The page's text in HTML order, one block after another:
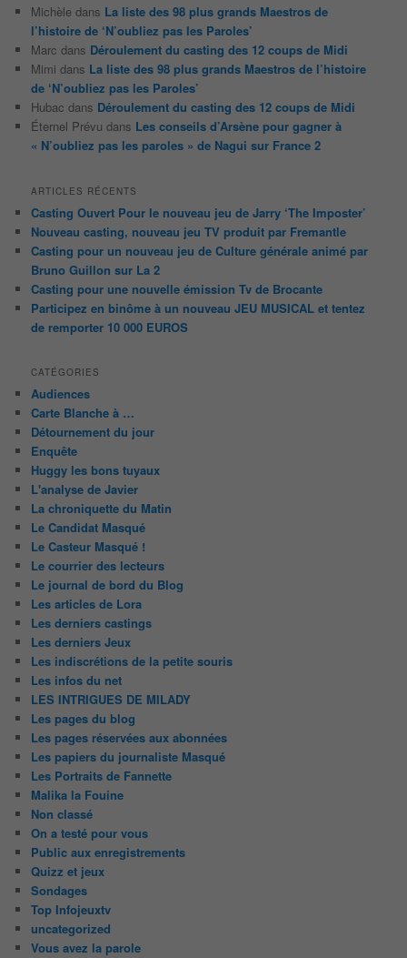
Michèle dans La liste des 98 plus grands Maestros de
l’histoire de ‘N’oubliez pas les Paroles’
Marc dans Déroulement du casting des 12 coups de Midi
Mimi dans La liste des 98 plus grands Maestros de l’histoire
de ‘N’oubliez pas les Paroles’
Hubac dans Déroulement du casting des 12 coups de Midi
Éternel Prévu dans Les conseils d’Arsène pour gagner à
« N’oubliez pas les paroles » de Nagui sur France 2
ARTICLES RÉCENTS
Casting Ouvert Pour le nouveau jeu de Jarry ‘The Imposter’
Nouveau casting, nouveau jeu TV produit par Fremantle
Casting pour un nouveau jeu de Culture générale animé par
Bruno Guillon sur La 2
Casting pour une nouvelle émission Tv de Brocante
Participez en binôme à un nouveau JEU MUSICAL et tentez
de remporter 10 000 EUROS
CATÉGORIES
Audiences
Carte Blanche à …
Détournement du jour
Enquête
Huggy les bons tuyaux
L'analyse de Javier
La chroniquette du Matin
Le Candidat Masqué
Le Casteur Masqué !
Le courrier des lecteurs
Le journal de bord du Blog
Les articles de Lora
Les derniers castings
Les derniers Jeux
Les indiscrétions de la petite souris
Les infos du net
LES INTRIGUES DE MILADY
Les pages du blog
Les pages réservées aux abonnées
Les papiers du journaliste Masqué
Les Portraits de Fannette
Malika la Fouine
Non classé
On a testé pour vous
Public aux enregistrements
Quizz et jeux
Sondages
Top Infojeuxtv
uncategorized
Vous avez la parole